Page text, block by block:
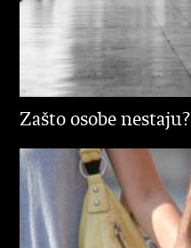
Zašto osobe nestaju?